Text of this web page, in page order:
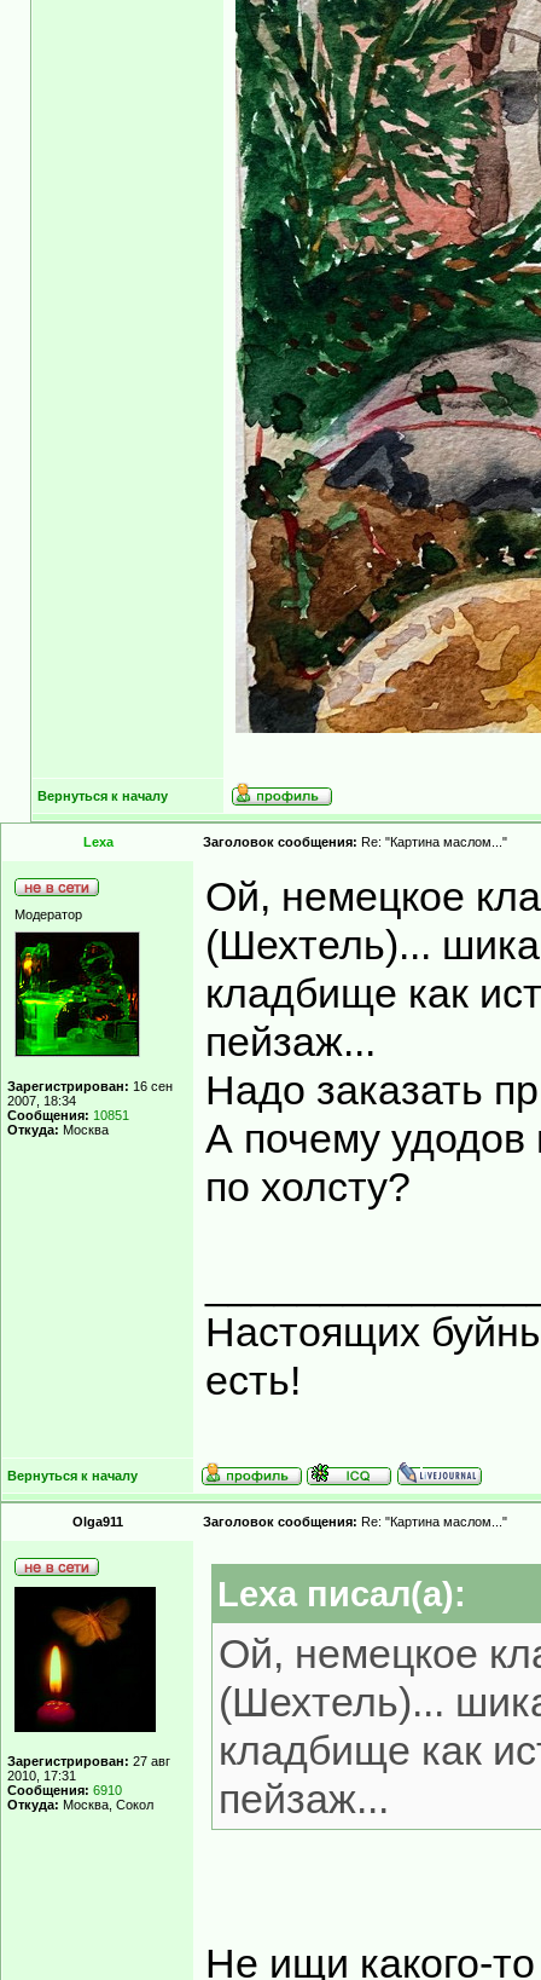
Вернуться к началу
Lexa Заголовок сообщения: Re: "Картина маслом..."
Модератор
Зарегистрирован: 16 сен
2007, 18:34
Сообщения: 10851
Откуда: Москва
Ой, немецкое
(Шехтель)...
кладбище как
пейзаж...
Надо заказать
А почему
по холсту?
Настоящих
есть!
Вернуться к началу
Olga911 Заголовок сообщения: Re: "Картина маслом..."
Зарегистрирован: 27 авг
2010, 17:31
Сообщения: 6910
Откуда: Москва, Сокол
Lexa писал(а):
Ой, немецкое
(Шехтель)...
кладбище как
пейзаж...
Не ищи какого-